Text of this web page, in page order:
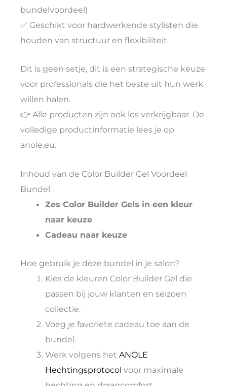
bundelvoordeel)
✅ Geschikt voor hardwerkende stylisten die
houden van structuur en flexibiliteit
Dit is geen setje, dit is een strategische keuze
voor professionals die het beste uit hun werk
willen halen.
👉 Alle producten zijn ook los verkrijgbaar. De
volledige productinformatie lees je op
anole.eu.
Inhoud van de Color Builder Gel Voordeel
Bundel
Zes Color Builder Gels in een kleur
naar keuze
Cadeau naar keuze
Hoe gebruik je deze bundel in je salon?
Kies de kleuren Color Builder Gel die
passen bij jouw klanten en seizoen
collectie.
Voeg je favoriete cadeau toe aan de
bundel.
Werk volgens hetANOLE
Hechtingsprotocol voor maximale